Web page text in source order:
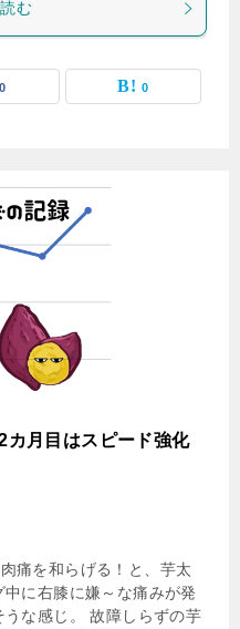
む
0 0
カ月目はスピード強化
痛を和らげる！と、芋太
に右膝に嫌～な痛みが発
な感じ。 故障しらずの芋